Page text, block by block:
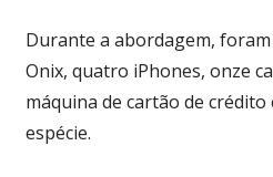
Durante a abordagem,
Onix, quatro iPhones, onze
máquina de cartão de crédito
espécie.